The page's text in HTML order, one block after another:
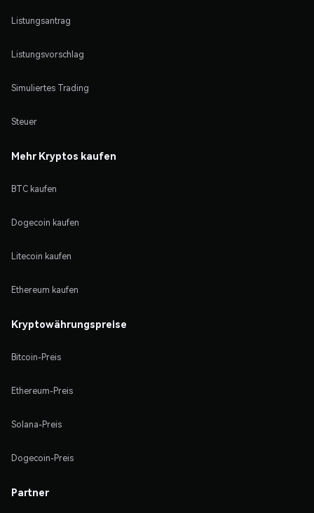
Listungsantrag
Listungsvorschlag
Simuliertes Trading
Steuer
Mehr Kryptos kaufen
BTC kaufen
Dogecoin kaufen
Litecoin kaufen
Ethereum kaufen
Kryptowährungspreise
Bitcoin-Preis
Ethereum-Preis
Solana-Preis
Dogecoin-Preis
Partner